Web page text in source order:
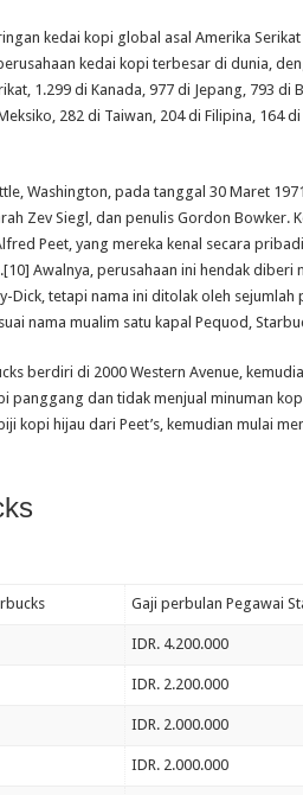
kedai kopi global asal Amerika
kedai kopi terbesar di dunia,
1.299 di Kanada, 977 di Jepang, 793 di
282 di Taiwan, 204 di Filipina, 164
Washington, pada tanggal 30 Maret
Zev Siegl, dan penulis Gordon Bowker.
Peet, yang mereka kenal secara
Awalnya, perusahaan ini hendak diberi
Dick, tetapi nama ini ditolak oleh sejumlah
nama mualim satu kapal Pequod,
berdiri di 2000 Western Avenue,
panggang dan tidak menjual minuman
kopi hijau dari Peet’s, kemudian mulai
Gaji perbulan Pegawai
IDR. 4.200.000
IDR. 2.200.000
IDR. 2.000.000
IDR. 2.000.000